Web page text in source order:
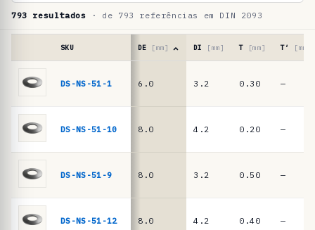
e
l
f
ê
793 resultados · de 793 referências em DIN 2093
molas
prato
2093
DIN
SKU DE [mm] DI [mm] T [mm] T′ [mm]
DS-NS-51-1 6.0 3.2 0.30 —
DS-NS-51-10 8.0 4.2 0.20 —
DS-NS-51-9 8.0 3.2 0.50 —
DS-NS-51-12 8.0 4.2 0.40 —